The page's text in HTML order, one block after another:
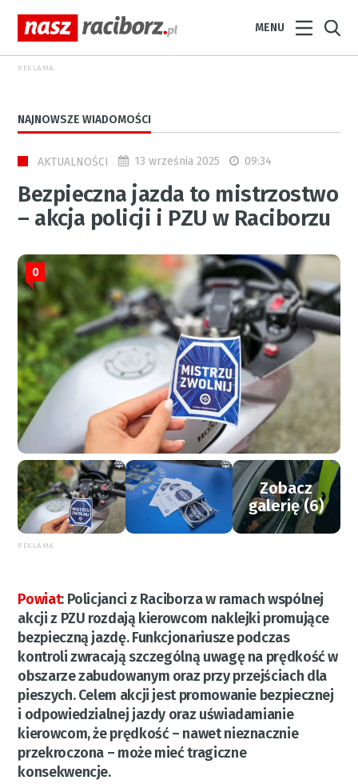
MENU
REKLAMA
NAJNOWSZE WIADOMOŚCI
AKTUALNOŚCI 13 września 2025 09:34
Bezpieczna jazda to mistrzostwo
– akcja policji i PZU w Raciborzu
0
Zobacz
galerię (6)
REKLAMA
Powiat: Policjanci z Raciborza w ramach wspólnej
akcji z PZU rozdają kierowcom naklejki promujące
bezpieczną jazdę. Funkcjonariusze podczas
kontroli zwracają szczególną uwagę na prędkość w
obszarze zabudowanym oraz przy przejściach dla
pieszych. Celem akcji jest promowanie bezpiecznej
i odpowiedzialnej jazdy oraz uświadamianie
kierowcom, że prędkość – nawet nieznacznie
przekroczona – może mieć tragiczne
konsekwencje.